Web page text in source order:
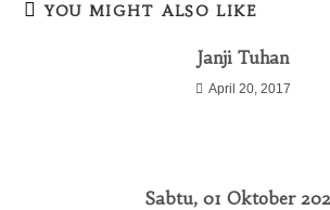
YOU MIGHT ALSO LIKE
Janji Tuhan
April 20, 2017
Sabtu, 01 Oktober